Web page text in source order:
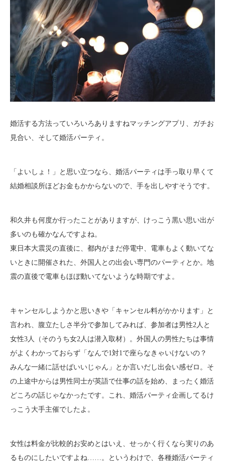
婚活する方法っていろいろありますねマッチングアプリ、ガチお
見合い、そして婚活パーティ。
「よいしょ！」と思い立つなら、婚活パーティは手っ取り早くて
結婚相談所ほどお金もかからないので、手を出しやすそうです。
和久井も何度か行ったことがありますが、けっこう黒い思い出が
多いのも確かなんですよね。
東日本大震災の直後に、都内がまだ停電中、電車もよく動いてな
いときに開催された、外国人との出会い専門のパーティとか。地
震の直後で電車もほぼ動いてないような時期ですよ。
キャンセルしようかと思いきや「キャンセル料がかかります」と
言われ、腹立たしさ半分で参加してみれば、参加者は男性2人と
女性3人（そのうち女2人は潜入取材）。外国人の男性たちは事情
がよくわかっておらず「なんで1対1で座らなきゃいけないの？
みんな一緒に話せばいいじゃん」とか言いだし出会い感ゼロ。そ
の上途中からは男性同士が英語で仕事の話を始め、まったく婚活
どころの話じゃなかったです。これ、婚活パーティ企画してるけ
っこう大手主催でしたよ。
女性は料金が比較的お安めとはいえ、せっかく行くなら実りのあ
るものにしたいですよね……。というわけで、各種婚活パーティ